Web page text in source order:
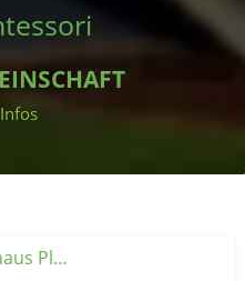
Neu im Montessori Kinderhaus Plauen: Unsere Krabbelgruppe 👶💚